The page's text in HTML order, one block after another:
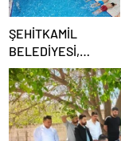
ŞEHİTKAMİL
BELEDİYESİ,
KORUMA ALTINDAKİ
ÇOCUKLARI
SPORLA
BULUŞTURUYOR